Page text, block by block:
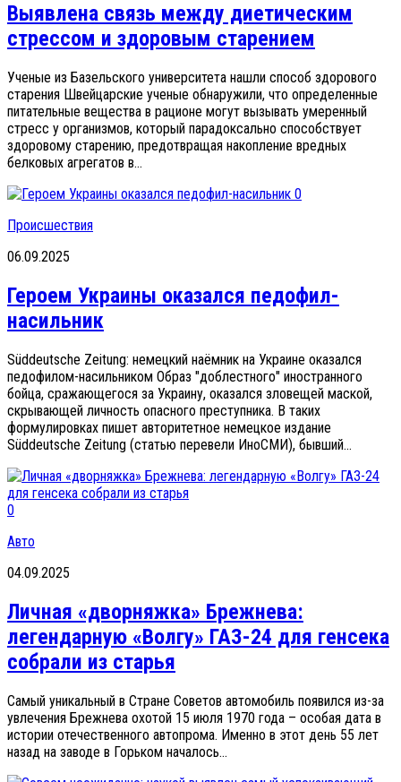
Выявлена связь между диетическим
стрессом и здоровым старением
Ученые из Базельского университета нашли способ здорового
старения Швейцарские ученые обнаружили, что определенные
питательные вещества в рационе могут вызывать умеренный
стресс у организмов, который парадоксально способствует
здоровому старению, предотвращая накопление вредных
белковых агрегатов в...
0
Происшествия
06.09.2025
Героем Украины оказался педофил-
насильник
Süddeutsche Zeitung: немецкий наёмник на Украине оказался
педофилом-насильником Образ "доблестного" иностранного
бойца, сражающегося за Украину, оказался зловещей маской,
скрывающей личность опасного преступника. В таких
формулировках пишет авторитетное немецкое издание
Süddeutsche Zeitung (статью перевели ИноСМИ), бывший...
0
Авто
04.09.2025
Личная «дворняжка» Брежнева:
легендарную «Волгу» ГАЗ-24 для генсека
собрали из старья
Самый уникальный в Стране Советов автомобиль появился из-за
увлечения Брежнева охотой 15 июля 1970 года – особая дата в
истории отечественного автопрома. Именно в этот день 55 лет
назад на заводе в Горьком началось...